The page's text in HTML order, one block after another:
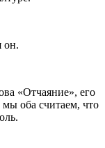
он.
«Отчаяние», его
оба считаем, что